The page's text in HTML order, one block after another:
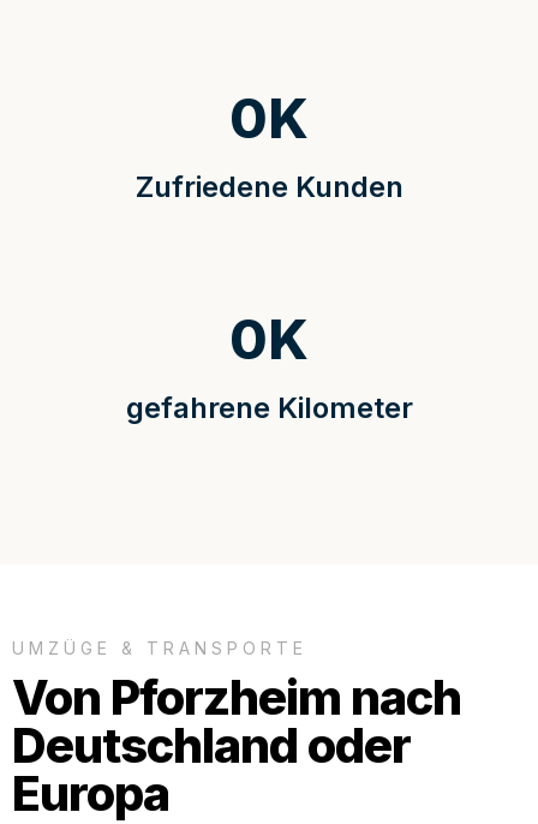
Zufriedene Kunden
0K
gefahrene Kilometer
0K
UMZÜGE & TRANSPORTE
Von Pforzheim nach
Deutschland oder
Europa